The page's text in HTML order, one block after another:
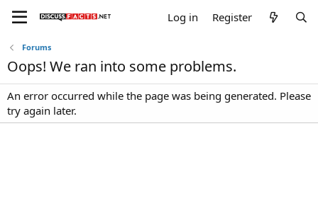
Log in Register
Forums
Oops! We ran into some problems.
An error occurred while the page was being generated. Please
try again later.